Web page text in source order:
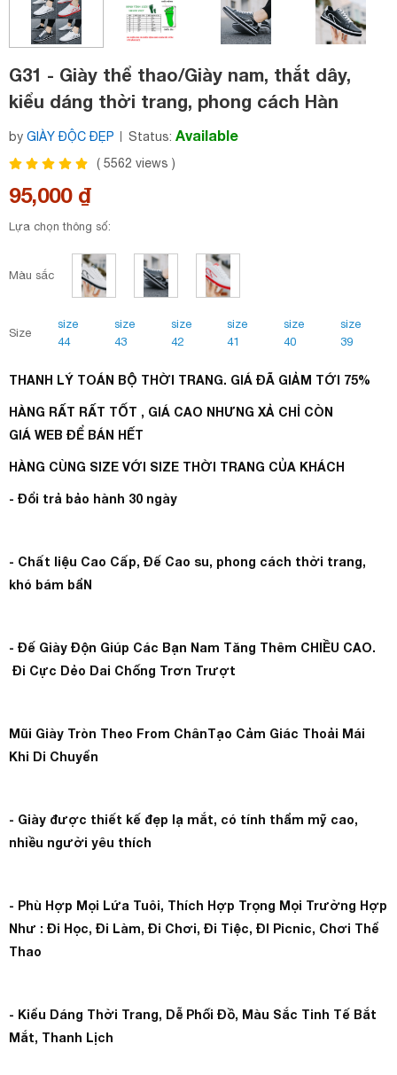
G31 - Giày thể thao/Giày nam, thắt dây,
kiểu dáng thời trang, phong cách Hàn
Quốc, dễ kết hợp, mẫu bán chạy, phù hợp
cho mùa thu, cập nhật xu hướng thời
by GIÀY ĐỘC ĐẸP Status: Available
(5562 views )
95,000 ₫
Lựa chọn thông số:
Màu sắc
Size
size
44
size
43
size
42
size
41
size
40
size
39
THANH LÝ TOÁN BỘ THỜI TRANG. GIÁ ĐÃ GIẢM TỚI 75%
HÀNG RẤT RẤT TỐT , GIÁ CAO NHƯNG XẢ CHỈ CÒN
GIÁ WEB ĐỂ BÁN HẾT
HÀNG CÙNG SIZE VỚI SIZE THỜI TRANG CỦA KHÁCH
- Đổi trả bảo hành 30 ngày
- Chất liệu Cao Cấp, Đế Cao su, phong cách thời trang,
khó bám bẩN
- Đế Giày Độn Giúp Các Bạn Nam Tăng Thêm CHIỀU CAO.
Đi Cực Dẻo Dai Chống Trơn Trượt
Mũi Giày Tròn Theo From ChânTạo Cảm Giác Thoải Mái
Khi Di Chuyển
- Giày được thiết kế đẹp lạ mắt, có tính thẩm mỹ cao,
nhiều người yêu thích
- Phù Hợp Mọi Lứa Tuôi, Thích Hợp Trọng Mọi Trường Hợp
Như : Đi Học, Đi Làm, Đi Chơi, Đi Tiệc, ĐI Picnic, Chơi Thể
Thao
- Kiểu Dáng Thời Trang, Dễ Phối Đồ, Màu Sắc Tinh Tế Bắt
Mắt, Thanh Lịch